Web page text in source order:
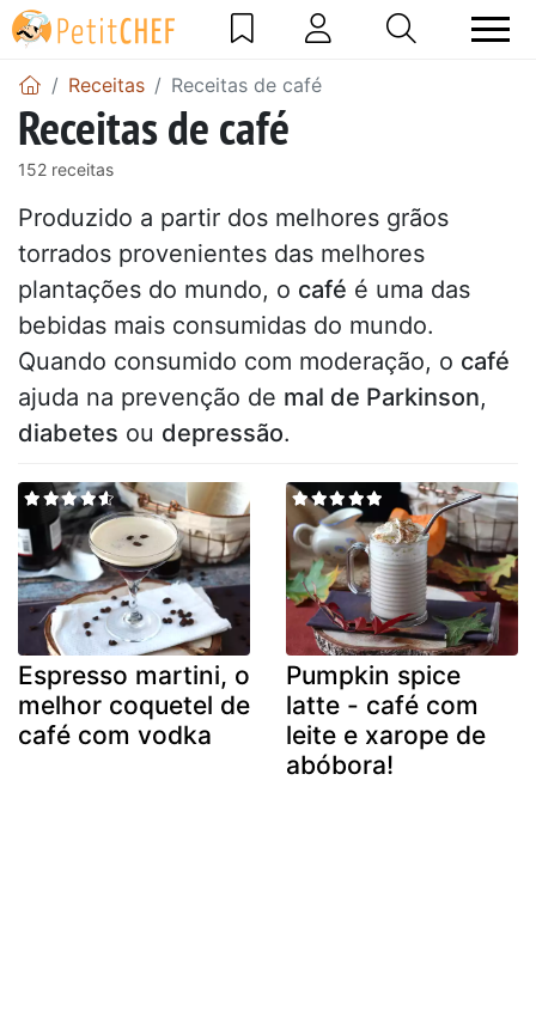
Receitas Receitas de café
Receitas de café
152 receitas
Produzido a partir dos melhores grãos
torrados provenientes das melhores
plantações do mundo, o café é uma das
bebidas mais consumidas do mundo.
Quando consumido com moderação, o café
ajuda na prevenção de mal de Parkinson,
diabetes ou depressão.
Espresso martini, o
melhor coquetel de
café com vodka
Pumpkin spice
latte - café com
leite e xarope de
abóbora!